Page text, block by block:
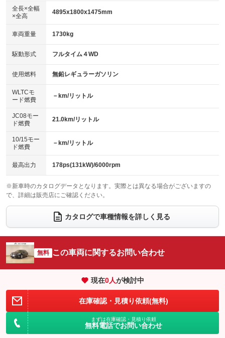
：装備なし
パワーウィンドウ
アイドリングストップ
：装備あり
USB入力端子
：装備なし
100V電源
：装備なし
センターデフロック
：装備なし
電動格納ミラー
：装備なし
アルミホイール：16インチ
：装備あり
HID(キセノンライト)
バックカメラ
エアロ
：装備なし
ローダウン
：装備なし
ベンチシート
：装備なし
チップアップシート
：装備なし
電動格納サードシート
：装備なし シートヒーター
：装備なし
ウォークスルー
電動リアゲート フロントカメラ
：装備なし
シートエアコン
：装備なし 全周囲カメラ
：装備なし
サイドカメラ
：装備なし ルーフレール
：装備なし
エアサスペンション ヘッドライトウォッシャー
全長×全幅
×全高
4895x1800x1475mm
車両重量 1730kg
駆動形式 フルタイム４WD
使用燃料 無鉛レギュラーガソリン
WLTCモ
ード燃費
－km/リットル
JC08モー
ド燃費
21.0km/リットル
10/15モー
ド燃費
－km/リットル
最高出力 178ps(131kW)/6000rpm
※新車時のカタログデータとなります。実際とは異なる場合がございますの
で、詳細は販売店にご確認ください。
カタログで車種情報を詳しく見る
無料 この車両に関するお問い合わせ
現在0人が検討中
在庫確認・見積り依頼(無料)
まずは在庫確認・見積り依頼
無料電話でお問い合わせ